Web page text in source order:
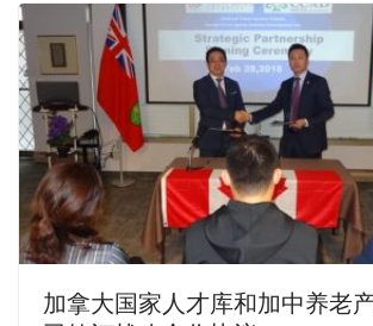
加拿大国家人才库和加中养老